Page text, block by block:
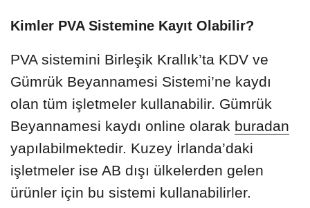
Kimler PVA Sistemine Kayıt Olabilir?
PVA sistemini Birleşik Krallık’ta KDV ve
Gümrük Beyannamesi Sistemi’ne kaydı
olan tüm işletmeler kullanabilir. Gümrük
Beyannamesi kaydı online olarak buradan
yapılabilmektedir. Kuzey İrlanda’daki
işletmeler ise AB dışı ülkelerden gelen
ürünler için bu sistemi kullanabilirler.